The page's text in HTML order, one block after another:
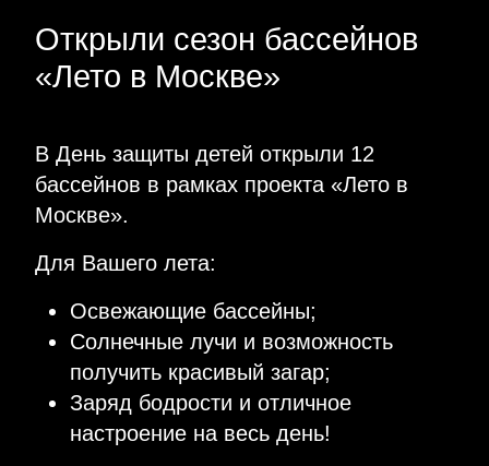
Открыли сезон бассейнов
«Лето в Москве»
В День защиты детей открыли 12
бассейнов в рамках проекта «Лето в
Москве».
Для Вашего лета:
Освежающие бассейны;
Солнечные лучи и возможность
получить красивый загар;
Заряд бодрости и отличное
настроение на весь день!